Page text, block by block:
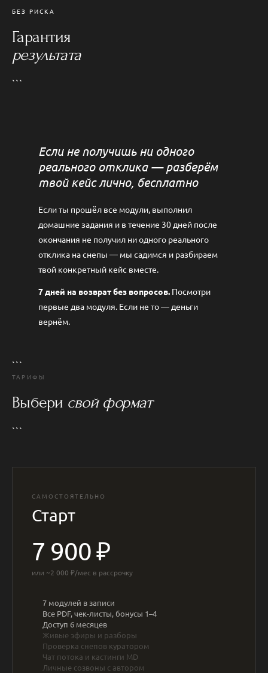
кастингами. Это не теория — это моя ежедневная
Рассрочка 0% на 4 месяца — тариф «Старт»
в неделю достаточно. Уроки короткие, смотришь с
телефона когда удобно.
БЕЗ РИСКА
Гарантия
результата
```
Если не получишь ни одного
реального отклика — разберём
твой кейс лично, бесплатно
Если ты прошёл все модули, выполнил
домашние задания и в течение 30 дней после
окончания не получил ни одного реального
отклика на снепы — мы садимся и разбираем
твой конкретный кейс вместе.
7 дней на возврат без вопросов. Посмотри
первые два модуля. Если не то — деньги
вернём.
```
ТАРИФЫ
Выбери свой формат
```
САМОСТОЯТЕЛЬНО
Старт
7 900 ₽
или ~2 000 ₽/мес в рассрочку
7 модулей в записи
Все PDF, чек-листы, бонусы 1–4
Доступ 6 месяцев
Живые эфиры и разборы
Проверка снепов куратором
Чат потока и кастинги MD
Личные созвоны с автором